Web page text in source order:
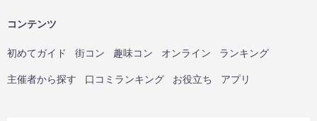
コンテンツ
初めてガイド 街コン 趣味コン オンライン ランキング
主催者から探す 口コミランキング お役立ち アプリ